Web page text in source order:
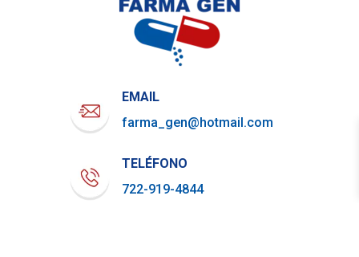
EMAIL
farma_gen@hotmail.com
TELÉFONO
722-919-4844